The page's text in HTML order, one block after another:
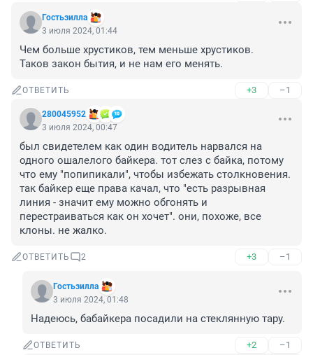
Гостьзилла
3 июля 2024, 01:44
Чем больше хрустиков, тем меньше хрустиков.
Таков закон бытия, и не нам его менять.
ОТВЕТИТЬ +3 –1
280045952
3 июля 2024, 00:47
был свидетелем как один водитель нарвался на
одного ошалелого байкера. тот слез с байка, потому
что ему "попипикали", чтобы избежать столкновения.
так байкер еще права качал, что "есть разрывная
линия - значит ему можно обгонять и
перестраиваться как он хочет". они, похоже, все
клоны. не жалко.
ОТВЕТИТЬ 2 +3 –1
Гостьзилла
3 июля 2024, 01:48
Надеюсь, бабайкера посадили на стеклянную тару.
ОТВЕТИТЬ +2 –1